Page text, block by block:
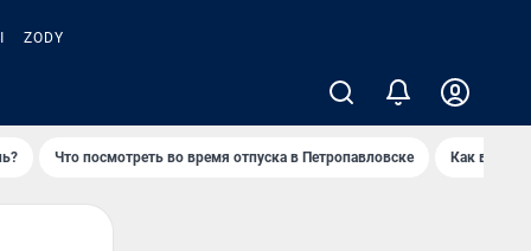
ZODY
Что посмотреть во время отпуска в Петропавловске Как